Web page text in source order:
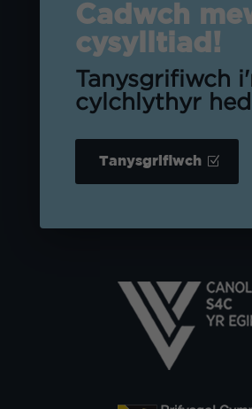
Cadwch
cysylltiad!
Tanysgrifiwch
cylchlythyr
Tanysgrifiwch